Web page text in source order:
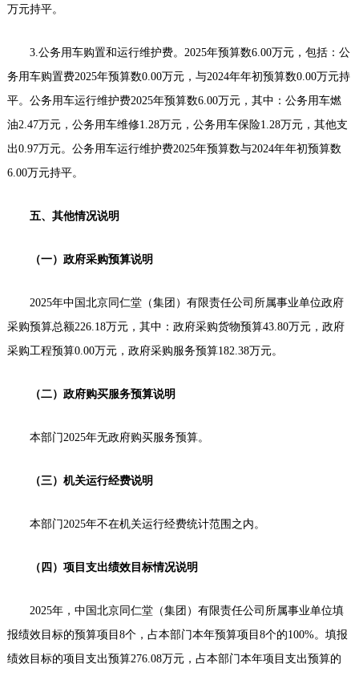
万元持平。
3.公务用车购置和运行维护费。2025年预算数6.00万元，包括：公
务用车购置费2025年预算数0.00万元，与2024年年初预算数0.00万元持
平。公务用车运行维护费2025年预算数6.00万元，其中：公务用车燃
油2.47万元，公务用车维修1.28万元，公务用车保险1.28万元，其他支
出0.97万元。公务用车运行维护费2025年预算数与2024年年初预算数
6.00万元持平。
五、其他情况说明
（一）政府采购预算说明
2025年中国北京同仁堂（集团）有限责任公司所属事业单位政府
采购预算总额226.18万元，其中：政府采购货物预算43.80万元，政府
采购工程预算0.00万元，政府采购服务预算182.38万元。
（二）政府购买服务预算说明
本部门2025年无政府购买服务预算。
（三）机关运行经费说明
本部门2025年不在机关运行经费统计范围之内。
（四）项目支出绩效目标情况说明
2025年，中国北京同仁堂（集团）有限责任公司所属事业单位填
报绩效目标的预算项目8个，占本部门本年预算项目8个的100%。填报
绩效目标的项目支出预算276.08万元，占本部门本年项目支出预算的